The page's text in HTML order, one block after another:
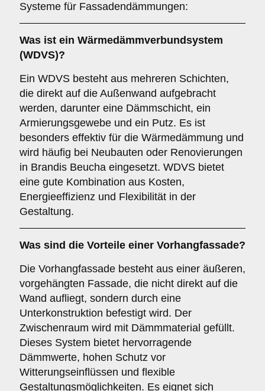
Systeme für Fassadendämmungen:
Was ist ein Wärmedämmverbundsystem
(WDVS)?
Ein WDVS besteht aus mehreren Schichten,
die direkt auf die Außenwand aufgebracht
werden, darunter eine Dämmschicht, ein
Armierungsgewebe und ein Putz. Es ist
besonders effektiv für die Wärmedämmung und
wird häufig bei Neubauten oder Renovierungen
in Brandis Beucha eingesetzt. WDVS bietet
eine gute Kombination aus Kosten,
Energieeffizienz und Flexibilität in der
Gestaltung.
Was sind die Vorteile einer Vorhangfassade?
Die Vorhangfassade besteht aus einer äußeren,
vorgehängten Fassade, die nicht direkt auf die
Wand aufliegt, sondern durch eine
Unterkonstruktion befestigt wird. Der
Zwischenraum wird mit Dämmmaterial gefüllt.
Dieses System bietet hervorragende
Dämmwerte, hohen Schutz vor
Witterungseinflüssen und flexible
Gestaltungsmöglichkeiten. Es eignet sich